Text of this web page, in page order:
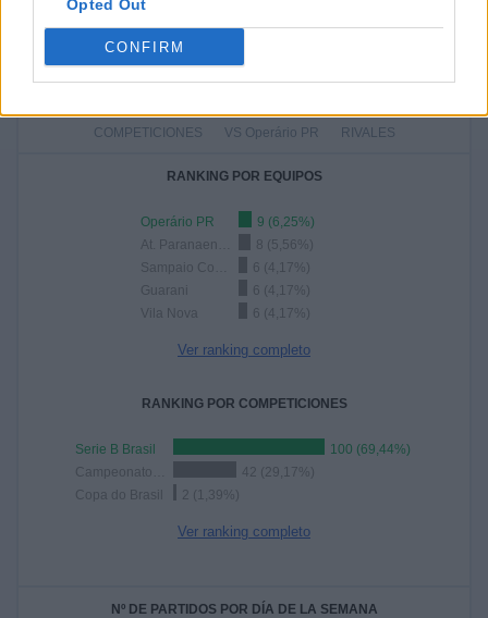
Opted Out
CONFIRM
70 partidos de visitante
RIVALES
VS Operário PR
TOTAL
COMPETICIONES
RANKING POR EQUIPOS
Operário PR
9 (6,25%)
8 (5,56%)
6 (4,17%)
Guarani
6 (4,17%)
Vila Nova
6 (4,17%)
Ver ranking completo
RANKING POR COMPETICIONES
Serie B Brasil
100 (69,44%)
42 (29,17%)
Copa do Brasil
2 (1,39%)
Ver ranking completo
Nº DE PARTIDOS POR DÍA DE LA SEMANA